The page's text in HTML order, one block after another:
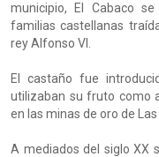
municipio, El Cabaco
familias castellanas
rey Alfonso VI.
El castaño fue
utilizaban su fruto como
en las minas de oro de
A mediados del siglo XX